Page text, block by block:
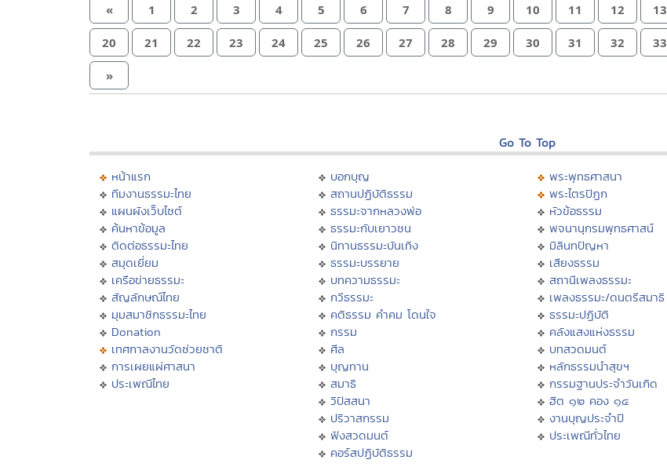
« 1 2 3 4 5 6 7 8 9 10 11 12 13
20 21 22 23 24 25 26 27 28 29 30 31 32 33
»
Go To Top
หน้าแรก
ทีมงานธรรมะไทย
แผนผังเว็บไซต์
ค้นหาข้อมูล
ติดต่อธรรมะไทย
สมุดเยี่ยม
เครือข่ายธรรมะ
สัญลักษณ์ไทย
มุมสมาชิกธรรมะไทย
Donation
เทศกาลงานวัดช่วยชาติ
การเผยแผ่ศาสนา
ประเพณีไทย
บอกบุญ
สถานปฏิบัติธรรม
ธรรมะจากหลวงพ่อ
ธรรมะกับเยาวชน
นิทานธรรมะบันเทิง
ธรรมะบรรยาย
บทความธรรมะ
กวีธรรมะ
คติธรรม คำคม โดนใจ
กรรม
ศีล
บุญทาน
สมาธิ
วิปัสสนา
ปริวาสกรรม
ฟังสวดมนต์
คอร์สปฏิบัติธรรม
พระพุทธศาสนา
พระไตรปิฏก
หัวข้อธรรม
พจนานุกรมพุทธศาสน์
มิลินทปัญหา
เสียงธรรม
สถานีเพลงธรรมะ
เพลงธรรมะ/ดนตรีสมาธิ
ธรรมะปฏิบัติ
คลังแสงแห่งธรรม
บทสวดมนต์
หลักธรรมนำสุขฯ
กรรมฐานประจำวันเกิด
ฮีต ๑๒ คอง ๑๔
งานบุญประจำปี
ประเพณีทั่วไทย